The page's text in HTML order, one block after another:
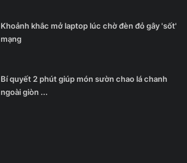
Khoảnh khắc mở laptop lúc chờ đèn đỏ gây 'sốt'
mạng
Bí quyết 2 phút giúp món sườn chao lá chanh
ngoài giòn ...